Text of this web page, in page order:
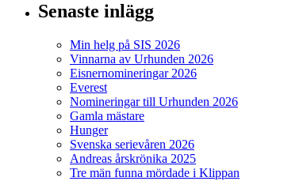
Senaste inlägg
Min helg på SIS 2026
Vinnarna av Urhunden 2026
Eisnernomineringar 2026
Everest
Nomineringar till Urhunden 2026
Gamla mästare
Hunger
Svenska serievåren 2026
Andreas årskrönika 2025
Tre män funna mördade i Klippan